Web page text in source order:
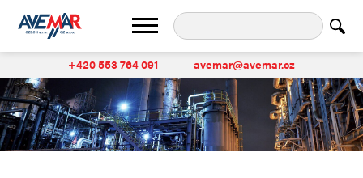
+420 553 764 091 avemar@avemar.cz